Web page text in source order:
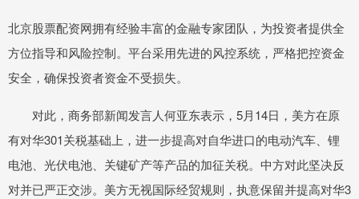
北京股票配资网拥有经验丰富的金融专家团队，为投资者提供全
方位指导和风险控制。平台采用先进的风控系统，严格把控资金
安全，确保投资者资金不受损失。
对此，商务部新闻发言人何亚东表示，5月14日，美方在原
有对华301关税基础上，进一步提高对自华进口的电动汽车、锂
电池、光伏电池、关键矿产等产品的加征关税。中方对此坚决反
对并已严正交涉。美方无视国际经贸规则，执意保留并提高对华3